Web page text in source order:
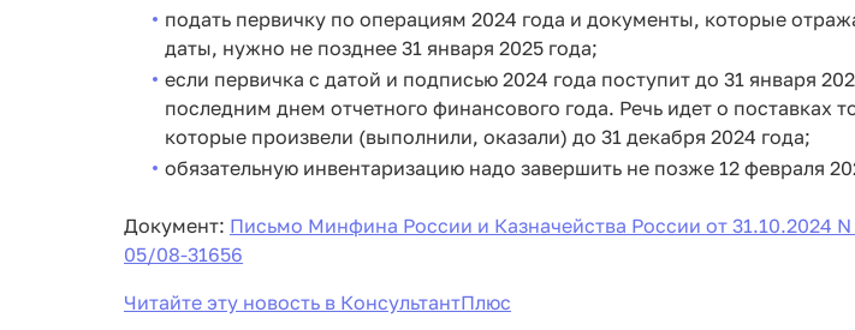
подать первичку по операциям 2024 года и документы, которые
даты, нужно не позднее 31 января 2025 года;
если первичка с датой и подписью 2024 года поступит до 31 января
последним днем отчетного финансового года. Речь идет о поставках
которые произвели (выполнили, оказали) до 31 декабря 2024 года;
обязательную инвентаризацию надо завершить не позже 12 февраля
Документ: Письмо Минфина России и Казначейства России от 31.10.2024
05/08-31656
Читайте эту новость в КонсультантПлюс